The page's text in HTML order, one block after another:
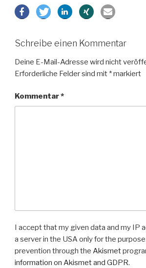
Schreibe einen Kommentar
Deine E-Mail-Adresse wird nicht
Erforderliche Felder sind mit *markiert
Kommentar*
I accept that my given data and my IP
a server in the USA only for the
prevention through the Akismet
information on Akismet and GDPR.